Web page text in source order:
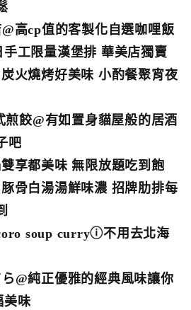
高cp值的客製化自選咖哩飯
工限量漢堡排 華美店獨賣
火燒烤好美味 小酌餐聚宵夜
餃@有如置身貓屋般的居酒
吧
享都美味 無限放題吃到飽
骨白湯湯鮮味濃 招牌肋排每
soup curryⓘ不用去北海
@純正優雅的經典風味讓你
美味